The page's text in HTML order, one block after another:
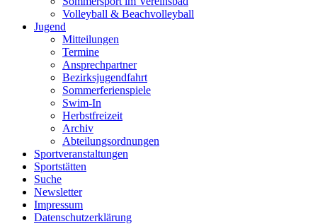
Volleyball & Beachvolleyball
Jugend
Mitteilungen
Termine
Ansprechpartner
Bezirksjugendfahrt
Sommerferienspiele
Swim-In
Herbstfreizeit
Archiv
Abteilungsordnungen
Sportveranstaltungen
Sportstätten
Suche
Newsletter
Impressum
Datenschutzerklärung